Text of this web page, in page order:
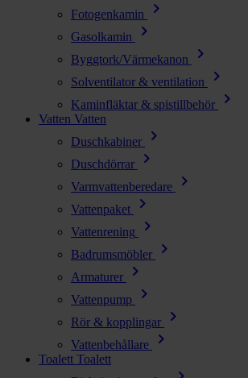
Fotogenkamin chevron_right
Gasolkamin chevron_right
Byggtork/Värmekanon chevron_right
Solventilator & ventilation chevron_right
Kaminfläktar & spistillbehör chevron_right
Vatten Vatten
Duschkabiner
chevron_right
Duschdörrar chevron_right
Varmvattenberedare chevron_right
Vattenpaket chevron_right
Vattenrening chevron_right
Badrumsmöbler chevron_right
Armaturer chevron_right
Vattenpump chevron_right
Rör & kopplingar chevron_right
Vattenbehållare chevron_right
Toalett Toalett